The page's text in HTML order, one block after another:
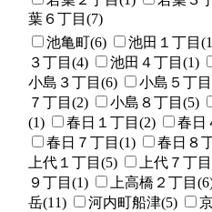
葉６丁目(7)
池亀町(6) 池田１丁目
３丁目(4)
池田４丁目(1)
小島３丁目(6)
小島５丁
７丁目(2)
小島８丁目(5)
(1)
春日１丁目(2) 春日
春日７丁目(1)
春日８
上代１丁目(5)
上代７丁
９丁目(1)
上高橋２丁目
岳(11)
河内町船津(5)